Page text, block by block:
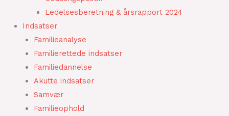
Ledelsesberetning & årsrapport 2024
Indsatser
Familieanalyse
Familierettede indsatser
Familiedannelse
Akutte indsatser
Samvær
Familieophold